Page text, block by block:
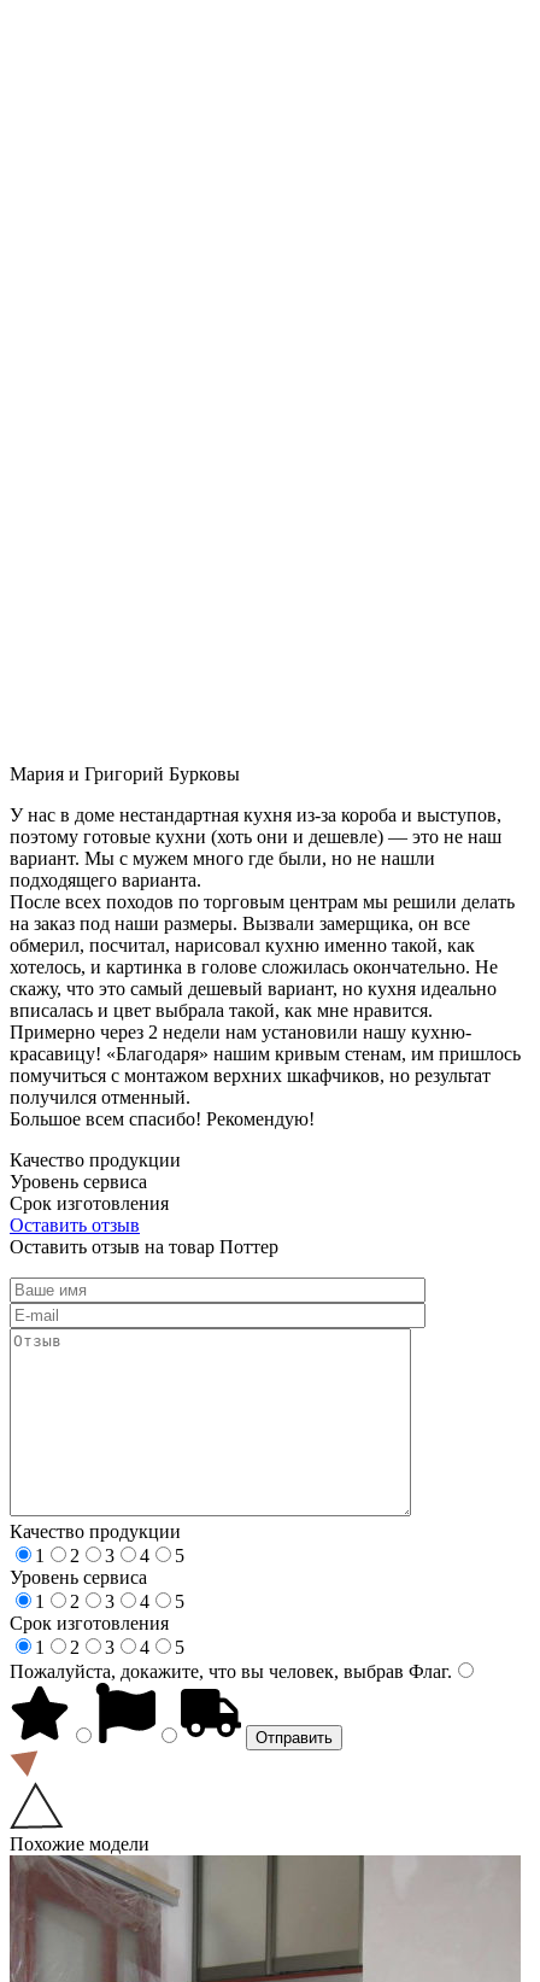
Мария и Григорий Бурковы
У нас в доме нестандартная кухня из-за короба и выступов,
поэтому готовые кухни (хоть они и дешевле) — это не наш
вариант. Мы с мужем много где были, но не нашли
подходящего варианта.
После всех походов по торговым центрам мы решили делать
на заказ под наши размеры. Вызвали замерщика, он все
обмерил, посчитал, нарисовал кухню именно такой, как
хотелось, и картинка в голове сложилась окончательно. Не
скажу, что это самый дешевый вариант, но кухня идеально
вписалась и цвет выбрала такой, как мне нравится.
Примерно через 2 недели нам установили нашу кухню-
красавицу! «Благодаря» нашим кривым стенам, им пришлось
помучиться с монтажом верхних шкафчиков, но результат
получился отменный.
Большое всем спасибо! Рекомендую!
Качество продукции
Уровень сервиса
Срок изготовления
Оставить отзыв
Оставить отзыв на товар Поттер
Качество продукции
1
2 3 4
5
Уровень сервиса
1
2 3 4
5
Срок изготовления
1
2 3 4
5
Пожалуйста, докажите, что вы человек, выбрав Флаг.
Похожие модели